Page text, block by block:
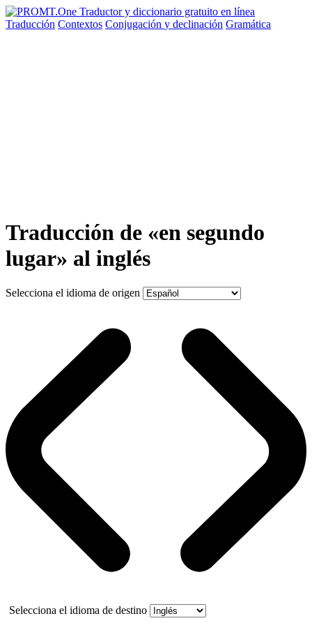
Traducción Contextos Conjugación y declinación Gramática
Traducción de «en segundo
lugar» al inglés
Selecciona el idioma de origen
Selecciona el idioma de destino